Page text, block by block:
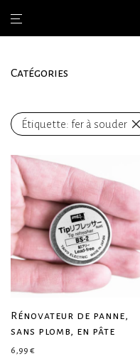
Catégories
Étiquette: fer à souder
Rénovateur de panne,
sans plomb, en pâte
6,99 €